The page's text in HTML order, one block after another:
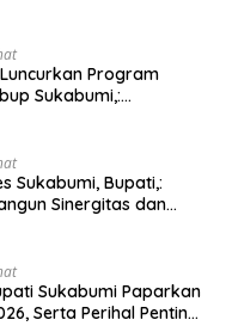
Program
Sukabumi,:
Sukabumi, Bupati,:
Sinergitas dan
Sukabumi Paparkan
Serta Perihal Penting